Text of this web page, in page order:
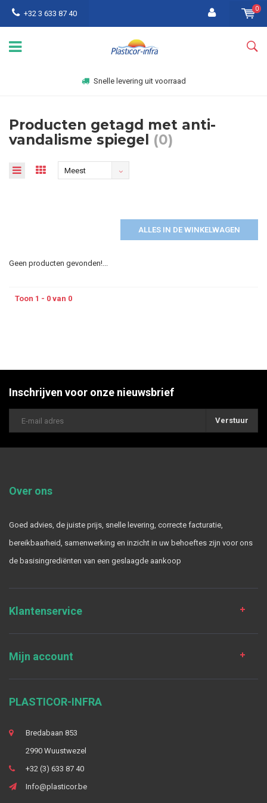
+32 3 633 87 40
0
Snelle levering uit voorraad
Producten getagd met anti-
vandalisme spiegel (0)
Meest
ALLES IN DE WINKELWAGEN
Geen producten gevonden!...
Toon 1 - 0 van 0
Inschrijven voor onze nieuwsbrief
Verstuur
Over ons
Goed advies, de juiste prijs, snelle levering, correcte facturatie,
bereikbaarheid, samenwerking en inzicht in uw behoeftes zijn voor ons
de basisingrediënten van een geslaagde aankoop
Klantenservice
Mijn account
PLASTICOR-INFRA
Bredabaan 853
2990 Wuustwezel
+32 (3) 633 87 40
Info@plasticor.be